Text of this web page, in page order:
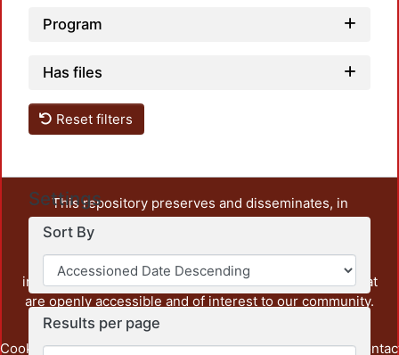
Program
Has files
Reset filters
Settings
Sort By
Results per page
This repository preserves and disseminates, in
unrestricted open access, the teaching and research
output of UAM Azcapotzalco. It also includes some
administrative and graphic documents from the
institution, as well as content from other institutions that
are openly accessible and of interest to our community.
Cookie Privacy End User Send